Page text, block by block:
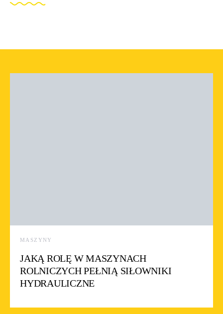
MASZYNY
JAKĄ ROLĘ W MASZYNACH
ROLNICZYCH PEŁNIĄ SIŁOWNIKI
HYDRAULICZNE